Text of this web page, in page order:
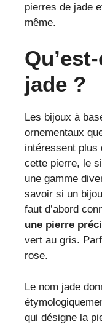
pierres de jade
même.
jade ?
Les bijoux à
ornementaux
intéressent plus
cette pierre, le
une gamme
savoir si un
faut d’abord
une pierre
vert au gris.
rose.
Le nom jade
qui désigne la